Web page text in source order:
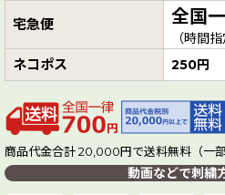
宅急便 全国
（時間
ネコポス 250円
商品代金合計 20,000円で送料無料（一部
動画などで刺繍